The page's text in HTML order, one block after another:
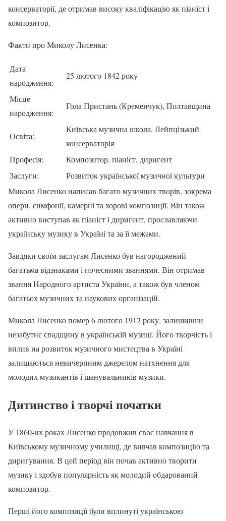
консерваторії, де отримав високу кваліфікацію як піаніст і
композитор.
Факти про Миколу Лисенка:
Дата
народження:
25 лютого 1842 року
Місце
народження:
Гола Пристань (Кременчук), Полтавщина
Освіта:
Київська музична школа, Лейпцізький
консерваторія
Професія:
Композитор, піаніст, диригент
Заслуги:
Розвиток української музичної культури
Микола Лисенко написав багато музичних творів, зокрема
опери, симфонії, камерні та хорові композиції. Він також
активно виступав як піаніст і диригент, прославляючи
українську музику в Україні та за її межами.
Завдяки своїм заслугам Лисенко був нагороджений
багатьма відзнаками і почесними званнями. Він отримав
звання Народного артиста України, а також був членом
багатьох музичних та наукових організацій.
Микола Лисенко помер 6 лютого 1912 року, залишивши
незабутнє спадщину в українській музиці. Його творчість і
вплив на розвиток музичного мистецтва в Україні
залишаються невичерпним джерелом натхнення для
молодих музикантів і шанувальників музики.
Дитинство і творчі початки
У 1860-их роках Лисенко продовжив своє навчання в
Київському музичному училищі, де вивчав композицію та
диригування. В цей період він почав активно творити
музику і здобув популярність як молодий обдарований
композитор.
Перші його композиції були вплинуті українською